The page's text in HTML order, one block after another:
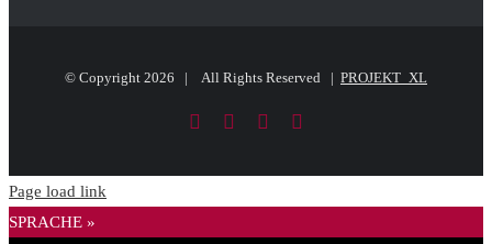
© Copyright 2026 | All Rights Reserved | PROJEKT_XL
FacebookLinkedIn
PayPal
Page load link
SPRACHE »